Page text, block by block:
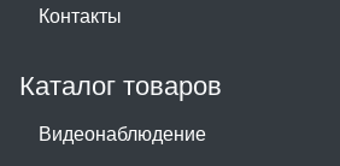
Контакты
Каталог товаров
Видеонаблюдение